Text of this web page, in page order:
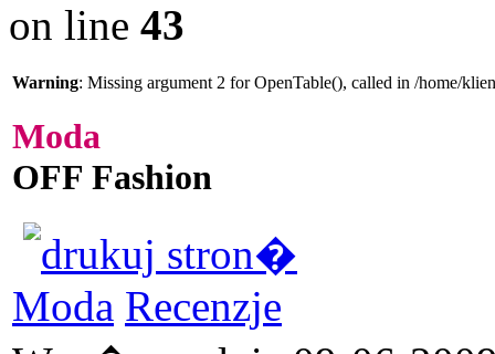
on line 43
Warning: Missing argument 2 for OpenTable(), called in /home/
Moda
OFF Fashion
Moda Recenzje